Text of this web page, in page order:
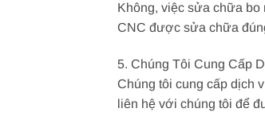
Không, việc sửa chữa bo
CNC được sửa chữa
5. Chúng Tôi Cung Cấp
Chúng tôi cung cấp dịch
liên hệ với chúng tôi để